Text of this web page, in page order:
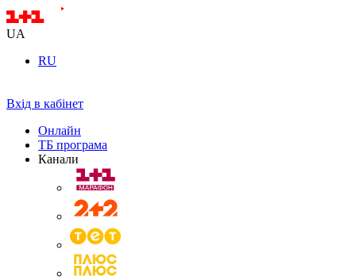
UA
RU
Вхід в кабінет
Онлайн
ТБ програма
Канали